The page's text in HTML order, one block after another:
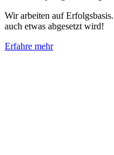
Wir arbeiten auf
auch etwas abgesetzt wird!
Erfahre mehr